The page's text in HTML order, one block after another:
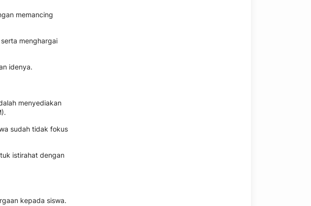
memancing
menghargai
idenya.
menyediakan
sudah tidak fokus
istirahat dengan
kepada siswa.